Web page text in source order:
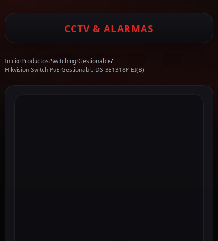
CCTV & ALARMAS
Inicio/Productos/Switching/Gestionable/
Hikvision Switch PoE Gestionable DS-3E1318P-EI(B)